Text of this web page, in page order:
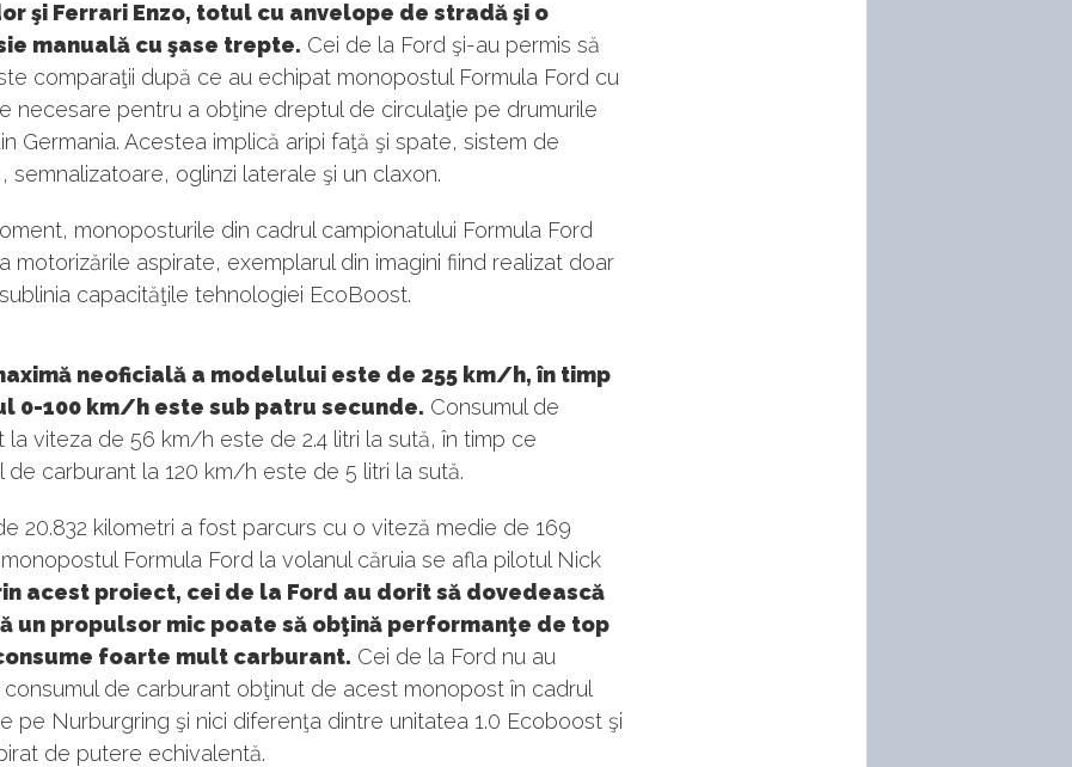
şi Ferrari Enzo, totul cu anvelope de stradă şi o
manuală cu şase trepte. Cei de la Ford şi-au permis să
comparaţii după ce au echipat monopostul Formula Ford cu
necesare pentru a obţine dreptul de circulaţie pe drumurile
Germania. Acestea implică aripi faţă şi spate, sistem de
semnalizatoare, oglinzi laterale şi un claxon.
monoposturile din cadrul campionatului Formula Ford
motorizările aspirate, exemplarul din imagini fiind realizat doar
capacităţile tehnologiei EcoBoost.
neoficială a modelului este de 255 km/h, în timp
0-100 km/h este sub patru secunde. Consumul de
la viteza de 56 km/h este de 2.4 litri la sută, în timp ce
de carburant la 120 km/h este de 5 litri la sută.
20.832 kilometri a fost parcurs cu o viteză medie de 169
Formula Ford la volanul căruia se afla pilotul Nick
acest proiect, cei de la Ford au dorit să dovedească
un propulsor mic poate să obţină performanţe de top
foarte mult carburant. Cei de la Ford nu au
de carburant obţinut de acest monopost în cadrul
pe Nurburgring şi nici diferenţa dintre unitatea 1.0 Ecoboost şi
de putere echivalentă.